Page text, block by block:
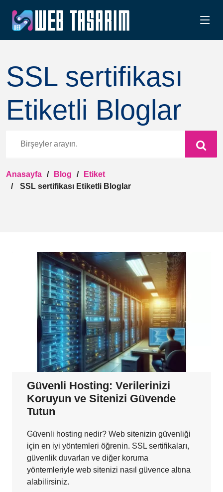
SSL sertifikası
Etiketli Bloglar
Anasayfa Blog
Etiket
SSL sertifikası Etiketli Bloglar
Güvenli Hosting: Verilerinizi
Koruyun ve Sitenizi Güvende
Tutun
Güvenli hosting nedir? Web sitenizin güvenliği
için en iyi yöntemleri öğrenin. SSL sertifikaları,
güvenlik duvarları ve diğer koruma
yöntemleriyle web sitenizi nasıl güvence altına
alabilirsiniz.